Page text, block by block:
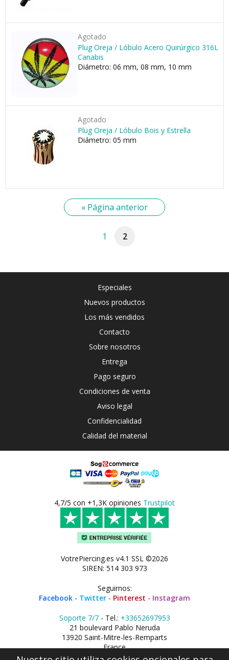
Agotado
Plug Oreja / Lóbulo Acero Quirúrgico 316L
Canabis
Diámetro: 06 mm, 08 mm, 10 mm
Agotado
Plug Oreja / Lóbulo Bois y Estrella
Diámetro: 05 mm
« Página anterior
1 2
Especiales
Nuevos productos
Los más vendidos
Contacto
Sobre nosotros
Entrega
Pago seguro
Condiciones de venta
Aviso legal
Confidencialidad
Calidad del material
4,7/5 con +1,3K opiniones Trustpilot
VotrePiercing.es v4.1 SSL ©2026
SIREN: 514 303 973
Seguirnos:
Facebook - Twitter - Pinterest - Instagram
Soporte 7/7- Tel.: +33652697953
21 boulevard Pablo Neruda
13920 Saint-Mitre-les-Remparts
France